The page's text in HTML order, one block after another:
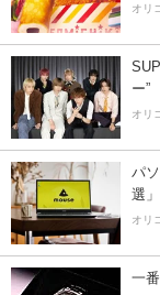
オリ
ー”
オリ
パ
選」
オリ
一